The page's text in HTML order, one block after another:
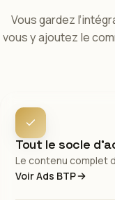
Vous gardez
vous y ajoutez le
Tout le socle
Le contenu complet
Voir Ads BTP